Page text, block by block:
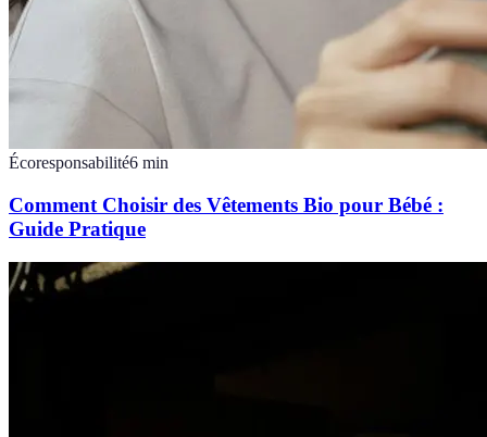
Écoresponsabilité6 min
Comment Choisir des Vêtements Bio pour Bébé :
Guide Pratique